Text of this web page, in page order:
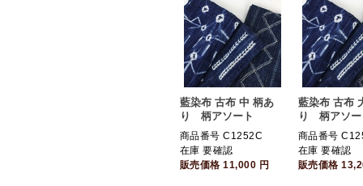
藍染布 古布 中 柄あ
り 柄アソート
商品番号 C1252C
在庫 要確認
販売価格11,000 円
藍染布 古布
り 柄アソー
商品番号
在庫 要確認
販売価格